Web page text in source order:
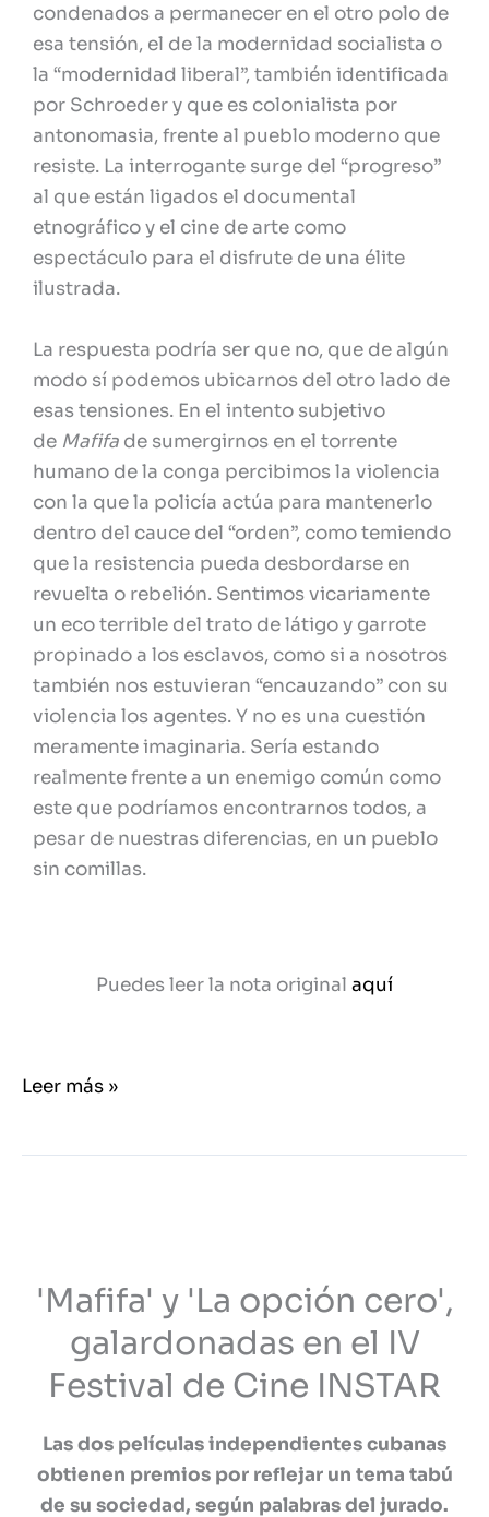
condenados a permanecer en el otro polo de
esa tensión, el de la modernidad socialista o
la “modernidad liberal”, también identificada
por Schroeder y que es colonialista por
antonomasia, frente al pueblo moderno que
resiste. La interrogante surge del “progreso”
al que están ligados el documental
etnográfico y el cine de arte como
espectáculo para el disfrute de una élite
ilustrada.
La respuesta podría ser que no, que de algún
modo sí podemos ubicarnos del otro lado de
esas tensiones. En el intento subjetivo
de Mafifa de sumergirnos en el torrente
humano de la conga percibimos la violencia
con la que la policía actúa para mantenerlo
dentro del cauce del “orden”, como temiendo
que la resistencia pueda desbordarse en
revuelta o rebelión. Sentimos vicariamente
un eco terrible del trato de látigo y garrote
propinado a los esclavos, como si a nosotros
también nos estuvieran “encauzando” con su
violencia los agentes. Y no es una cuestión
meramente imaginaria. Sería estando
realmente frente a un enemigo común como
este que podríamos encontrarnos todos, a
pesar de nuestras diferencias, en un pueblo
sin comillas.
Puedes leer la nota original aquí
Leer más »
'Mafifa' y 'La opción cero',
galardonadas en el IV
Festival de Cine INSTAR
Las dos películas independientes cubanas
obtienen premios por reflejar un tema tabú
de su sociedad, según palabras del jurado.
opcion
galardonadas